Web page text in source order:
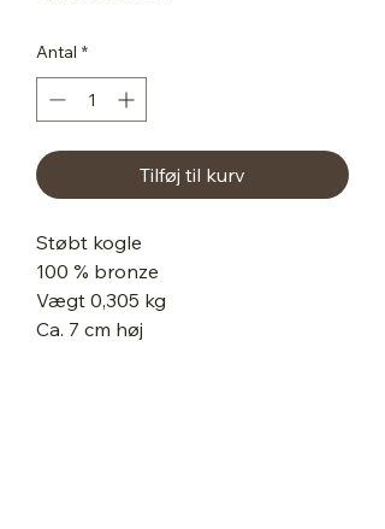
Antal *
Tilføj til kurv
Støbt kogle
100 % bronze
Vægt 0,305 kg
Ca. 7 cm høj